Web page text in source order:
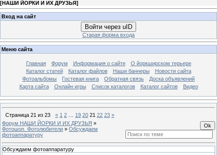
[НАШИ ЙОРКИ И ИХ ДРУЗЬЯ]
Вход на сайт
Войти через uID
Старая форма входа
Меню сайта
Главная Форум Информация о сайте
О йоркширском терьере
Каталог статей
Каталог файлов Наши баннеры
Новости сайта
Фотоальбомы
Гостевая книга Обратная связь
Доска объявлений
Карта сайта
Онлайн игры Список каталогов Каталог сайтов Видео
Страница 21 из 23 « 1 2 19 20 21 22 23 »
Форум НАШИ ЙОРКИ И ИХ ДРУЗЬЯ »
Фотошоп. Фотолюбители » Обсуждаем
фотоаппаратуру
Обсуждаем фотоаппаратуру